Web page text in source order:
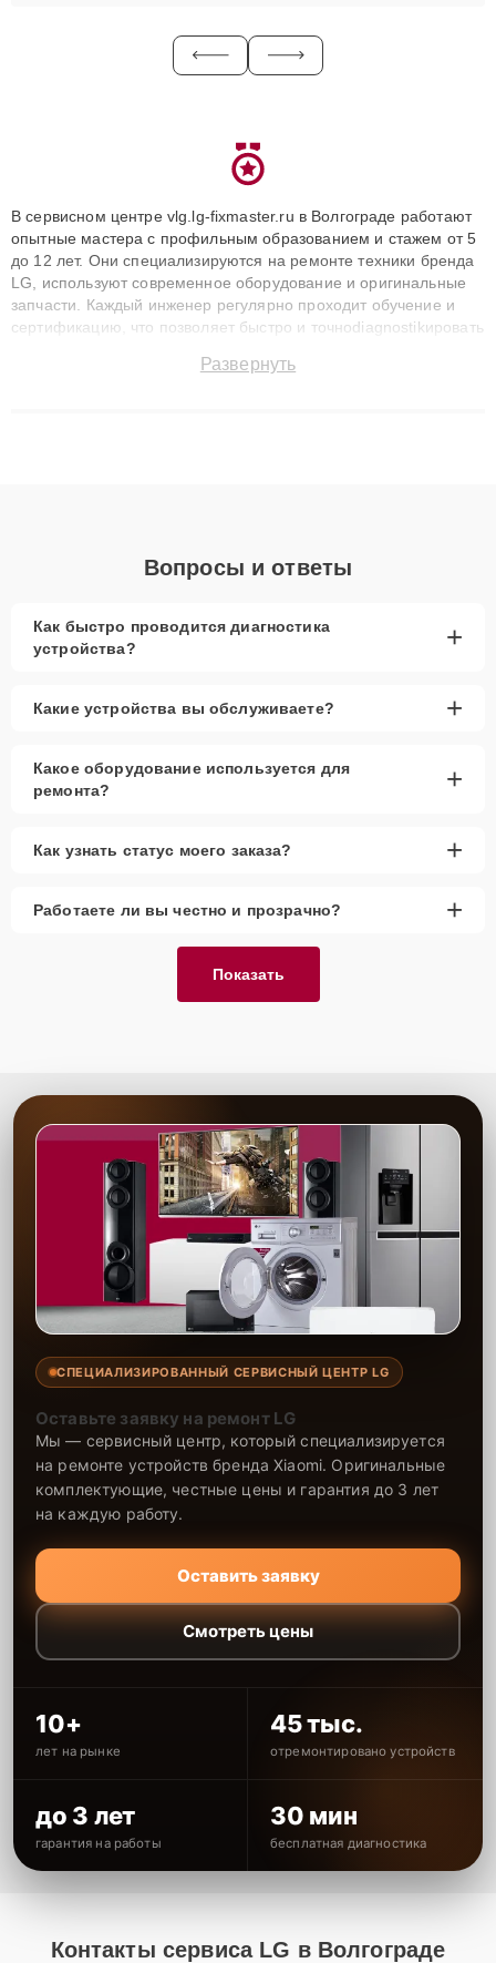
В сервисном центре vlg.lg-fixmaster.ru в Волгограде работают
опытные мастера с профильным образованием и стажем от 5
до 12 лет. Они специализируются на ремонте техники бренда
LG, используют современное оборудование и оригинальные
запчасти. Каждый инженер регулярно проходит обучение и
сертификацию, что позволяет быстро и точноdiagnostikировать
до 3 лет. Наши мастера решают сложные случаи: от замены
Развернуть
Вопросы и ответы
Как быстро проводится диагностика
устройства?
+
Какие устройства вы обслуживаете? +
Какое оборудование используется для
ремонта?
+
Как узнать статус моего заказа? +
Работаете ли вы честно и прозрачно? +
Показать
СПЕЦИАЛИЗИРОВАННЫЙ СЕРВИСНЫЙ ЦЕНТР LG
Оставьте заявку на ремонт LG
Мы — сервисный центр, который специализируется
на ремонте устройств бренда Xiaomi. Оригинальные
комплектующие, честные цены и гарантия до 3 лет
на каждую работу.
Оставить заявку
Смотреть цены
10+
лет на рынке
45 тыс.
отремонтировано устройств
до 3 лет
гарантия на работы
30 мин
бесплатная диагностика
Контакты сервиса LG в Волгограде